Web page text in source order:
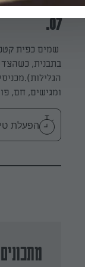
07.
שמים כפית
בתבנית,
ומגישים, חם,
הפעלת טיימר